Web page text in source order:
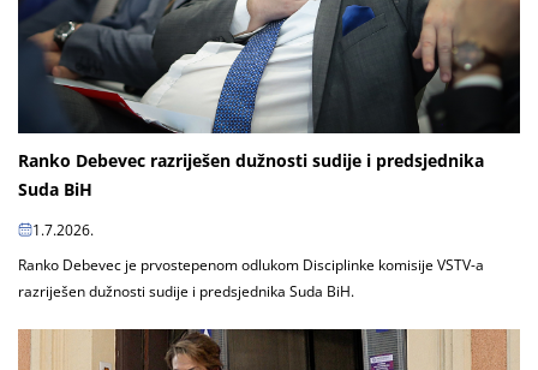
Ranko Debevec razriješen dužnosti sudije i predsjednika
Suda BiH
1.7.2026.
Ranko Debevec je prvostepenom odlukom Disciplinke komisije VSTV-a
razriješen dužnosti sudije i predsjednika Suda BiH.